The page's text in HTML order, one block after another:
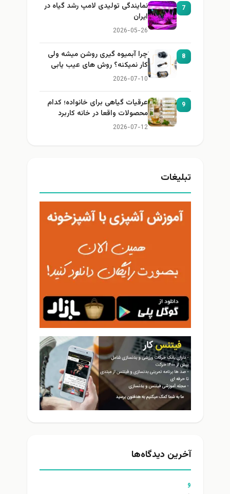
نمایندگی تولیدی لامپ رشد گیاه در
ایران
2026-05-26
چرا آبمیوه گیری روشن میشه ولی
کار نمیکنه؟ روش های عیب یابی
2026-07-10
عرقیات گیاهی برای خانواده؛ کدام
محصولات واقعا در خانه کاربرد
دارند؟
2026-07-12
دیدگاه‌ها